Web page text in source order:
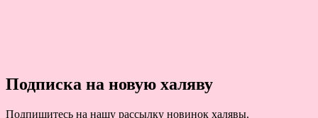
Подписка на новую халяву
Подпишитесь на нашу рассылку новинок халявы.